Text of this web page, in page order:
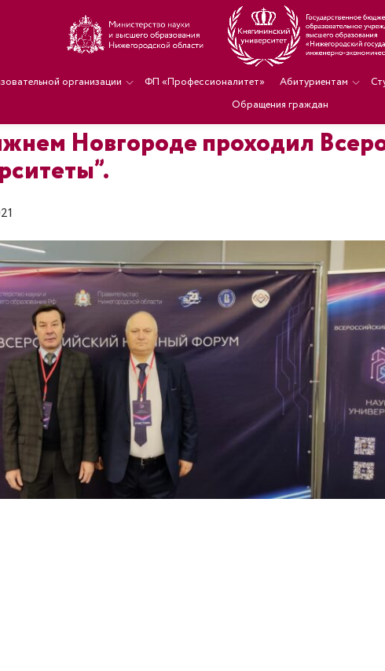
организации ФП «Профессионалитет» Абитуриентам
Обращения граждан
Новгороде проходил